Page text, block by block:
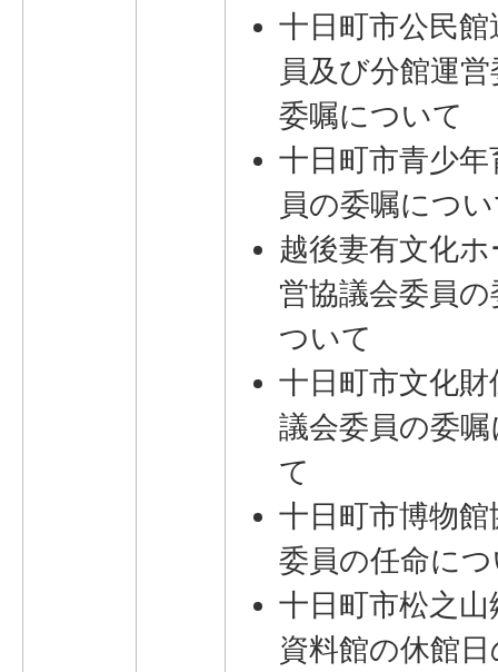
十日町市公民館
員及び分館運
委嘱について
十日町市青少年
員の委嘱につ
越後妻有文化
営協議会委員
ついて
十日町市文化財
議会委員の委
て
十日町市博物館
委員の任命に
十日町市松之山
資料館の休館